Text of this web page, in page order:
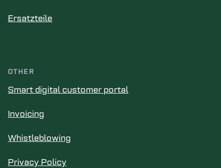
Ersatzteile
OTHER
Smart digital customer portal
Invoicing
Whistleblowing
Privacy Policy